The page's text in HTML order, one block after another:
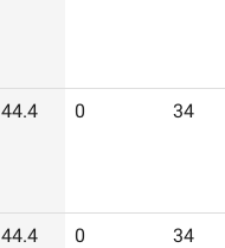
44.4 0 34
44.4 0 34